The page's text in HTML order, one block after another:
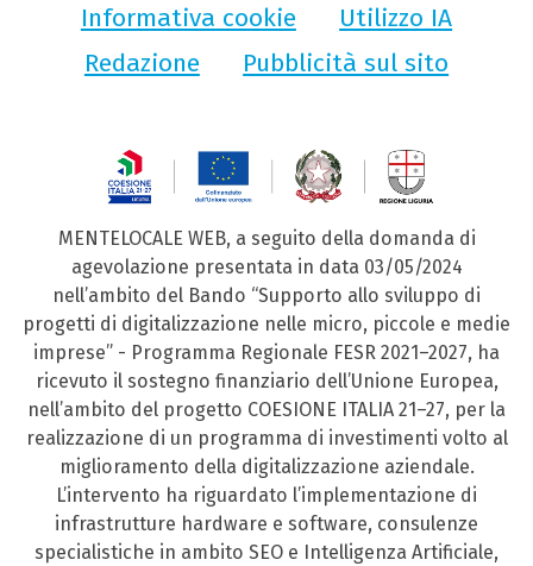
Informativa cookie
Utilizzo IA
Redazione
Pubblicità sul sito
MENTELOCALE WEB, a seguito della domanda di
agevolazione presentata in data 03/05/2024
nell’ambito del Bando “Supporto allo sviluppo di
progetti di digitalizzazione nelle micro, piccole e medie
imprese” - Programma Regionale FESR 2021–2027, ha
ricevuto il sostegno finanziario dell’Unione Europea,
nell’ambito del progetto COESIONE ITALIA 21–27, per la
realizzazione di un programma di investimenti volto al
miglioramento della digitalizzazione aziendale.
L’intervento ha riguardato l’implementazione di
infrastrutture hardware e software, consulenze
specialistiche in ambito SEO e Intelligenza Artificiale,